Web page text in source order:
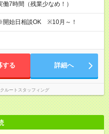
7時間（残業少なめ！）
始日相談OK ※10月～！
する 詳細へ
ルートスタッフィング